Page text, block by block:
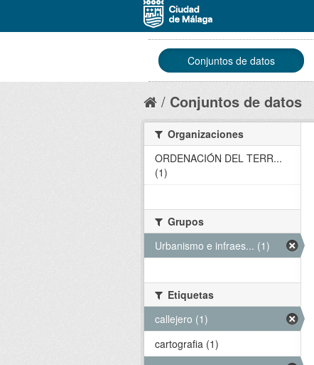
Conjuntos de datos
Conjuntos de datos
Organizaciones
ORDENACIÓN DEL TERR...
(1)
Grupos
Urbanismo e infraes... (1)
Etiquetas
callejero (1)
cartografia (1)